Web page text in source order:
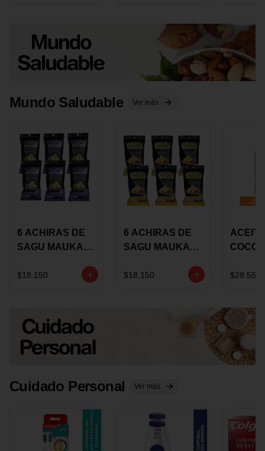
Mundo Saludable Ver más
6 ACHIRAS DE
SAGU MAUKA
$18.150
6 ACHIRAS DE
SAGU MAUKA
GRS
$18.150
COCO
150G
$28.550
Cuidado Personal Ver más